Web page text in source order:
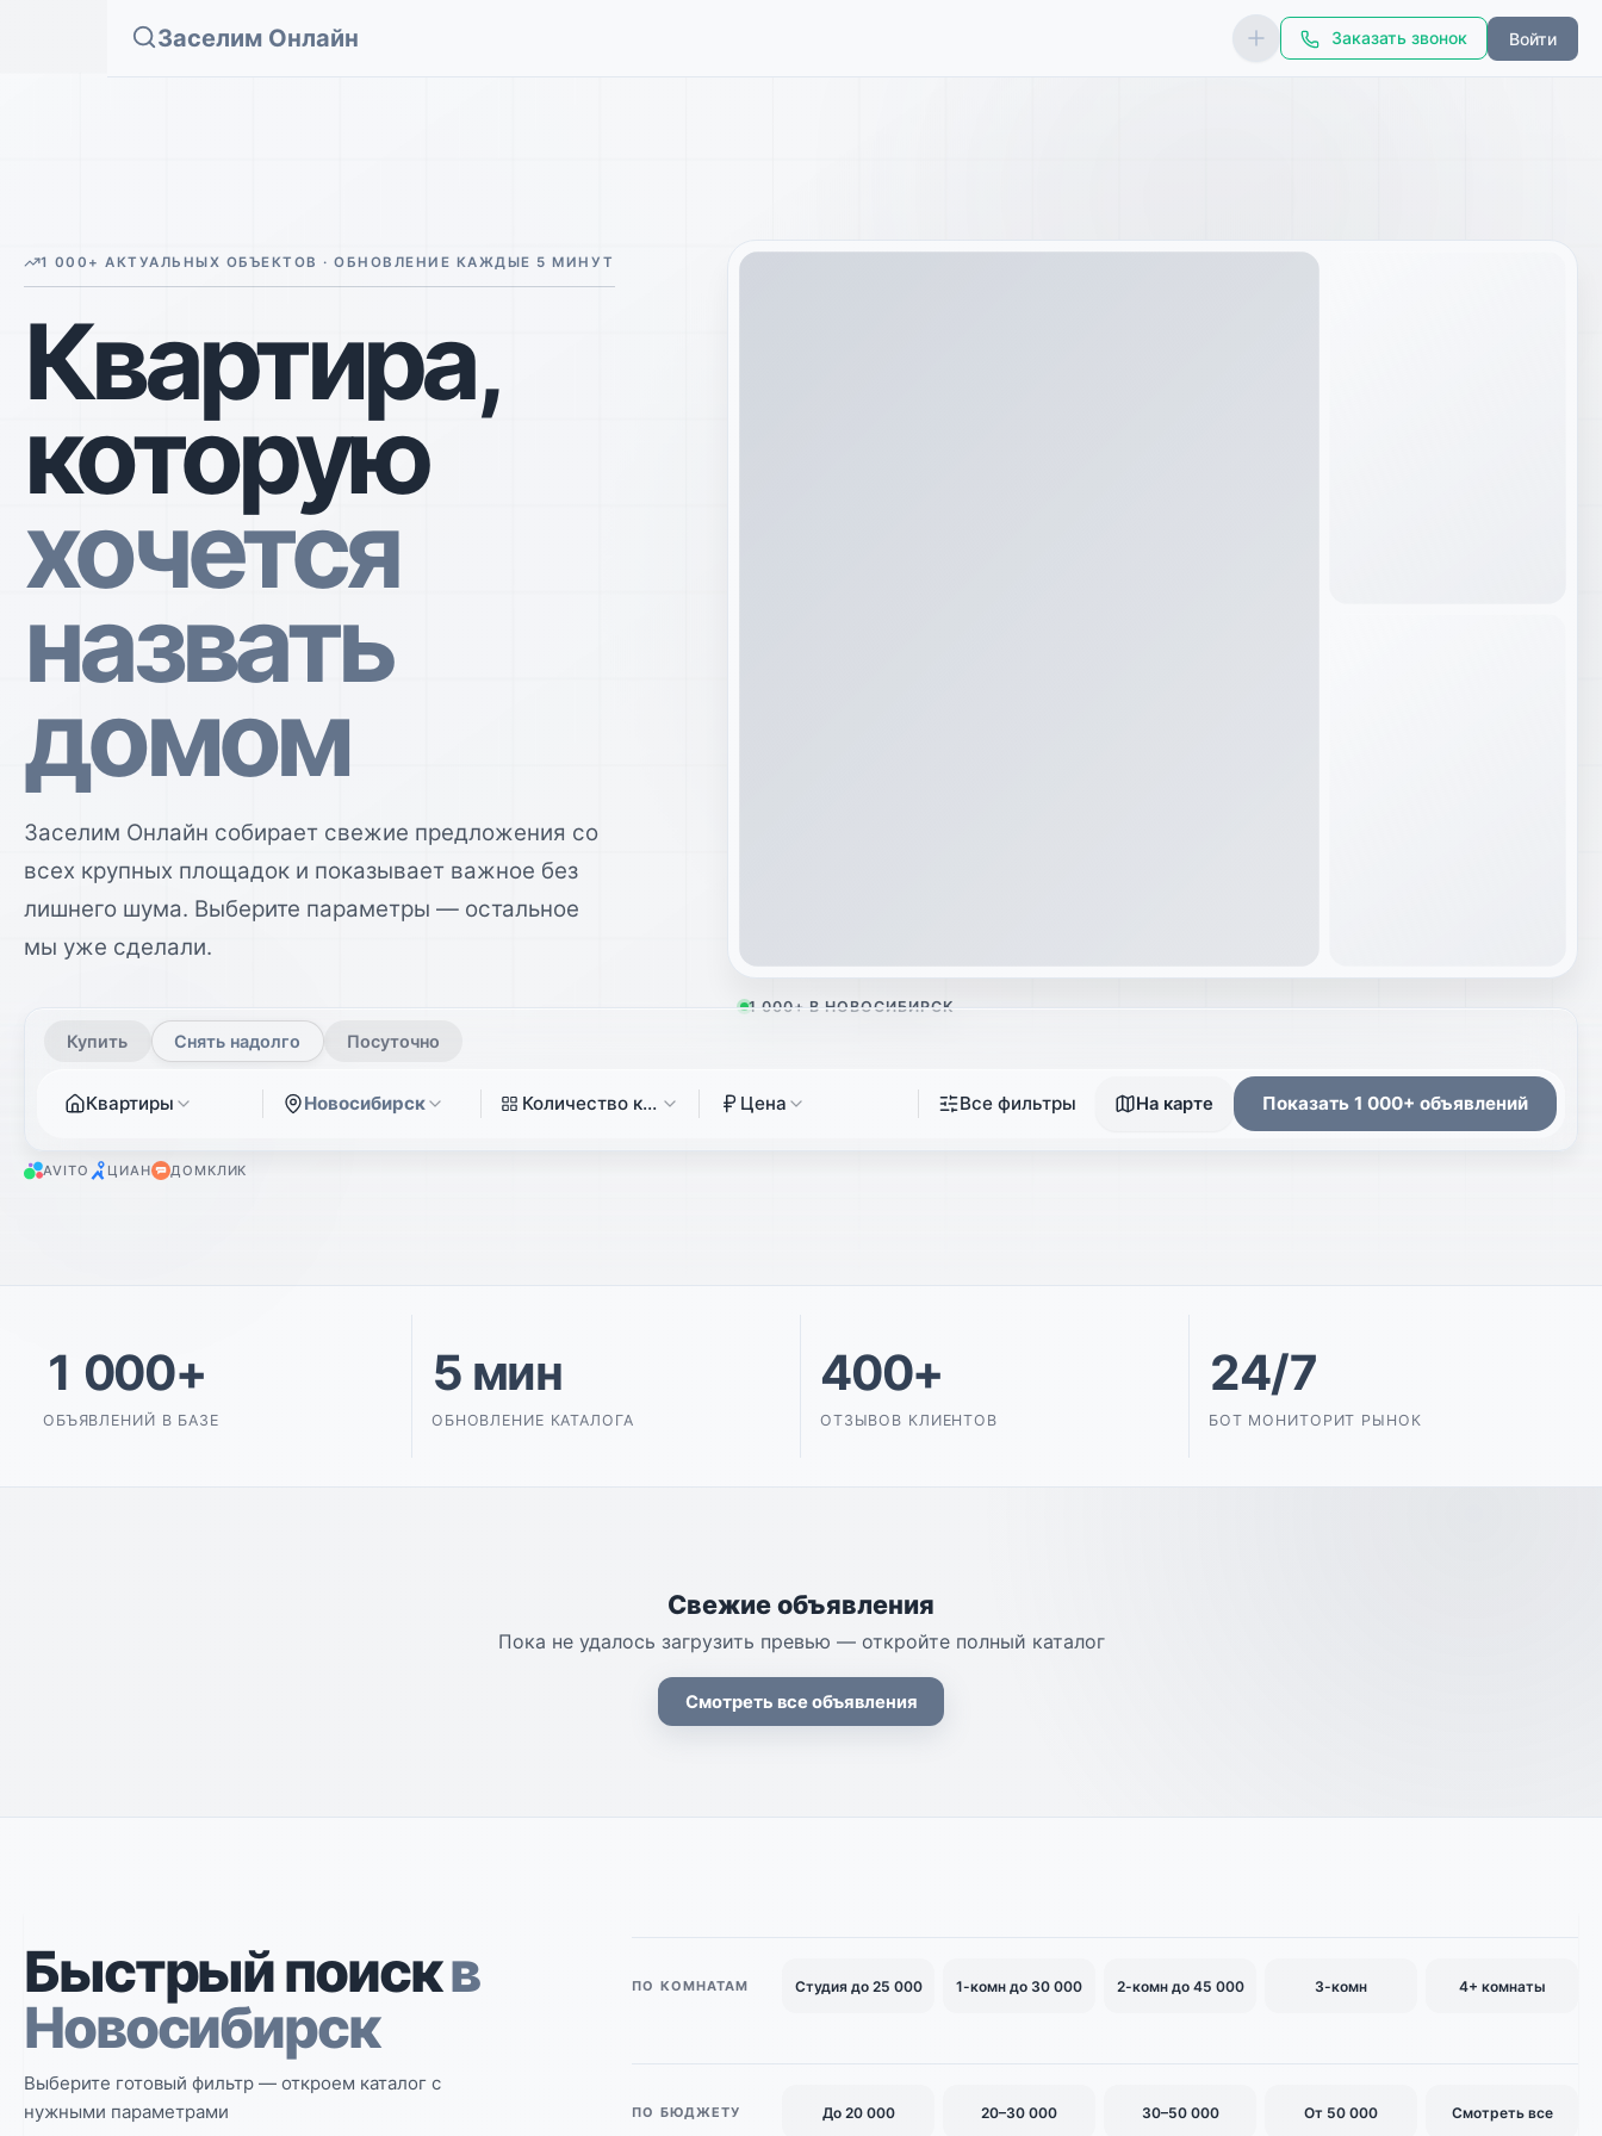
Заселим Онлайн Заказать звонок Войти
1 000+ АКТУАЛЬНЫХ ОБЪЕКТОВ · ОБНОВЛЕНИЕ КАЖДЫЕ 5 МИНУТ
Квартира,
которую
хочется
назвать
домом
Заселим Онлайн собирает свежие предложения со
всех крупных площадок и показывает важное без
лишнего шума. Выберите параметры — остальное
мы уже сделали.
1 000+ВНОВОСИБИРСК
Купить Снять надолго Посуточно
Квартиры Новосибирск Количество комнат Цена Все фильтры На карте Показать 1 000+ объявлений
AVITO ЦИАН ДОМКЛИК
1 000+
ОБЪЯВЛЕНИЙ В БАЗЕ
5 мин
ОБНОВЛЕНИЕ КАТАЛОГА
400+
ОТЗЫВОВ КЛИЕНТОВ
24/7
БОТ МОНИТОРИТ РЫНОК
Свежие объявления
Пока не удалось загрузить превью — откройте полный каталог
Смотреть все объявления
Быстрый поискв
Новосибирск
Выберите готовый фильтр — откроем каталог с
нужными параметрами
ПО КОМНАТАМ Студия до 25 000 1-комн до 30 000 2-комн до 45 000 3-комн 4+ комнаты
ПО БЮДЖЕТУ До 20 000 20–30 000 30–50 000 От 50 000 Смотреть все